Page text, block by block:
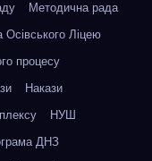
Методична рада
Осівського Ліцею
процесу
Накази
НУШ
ДНЗ